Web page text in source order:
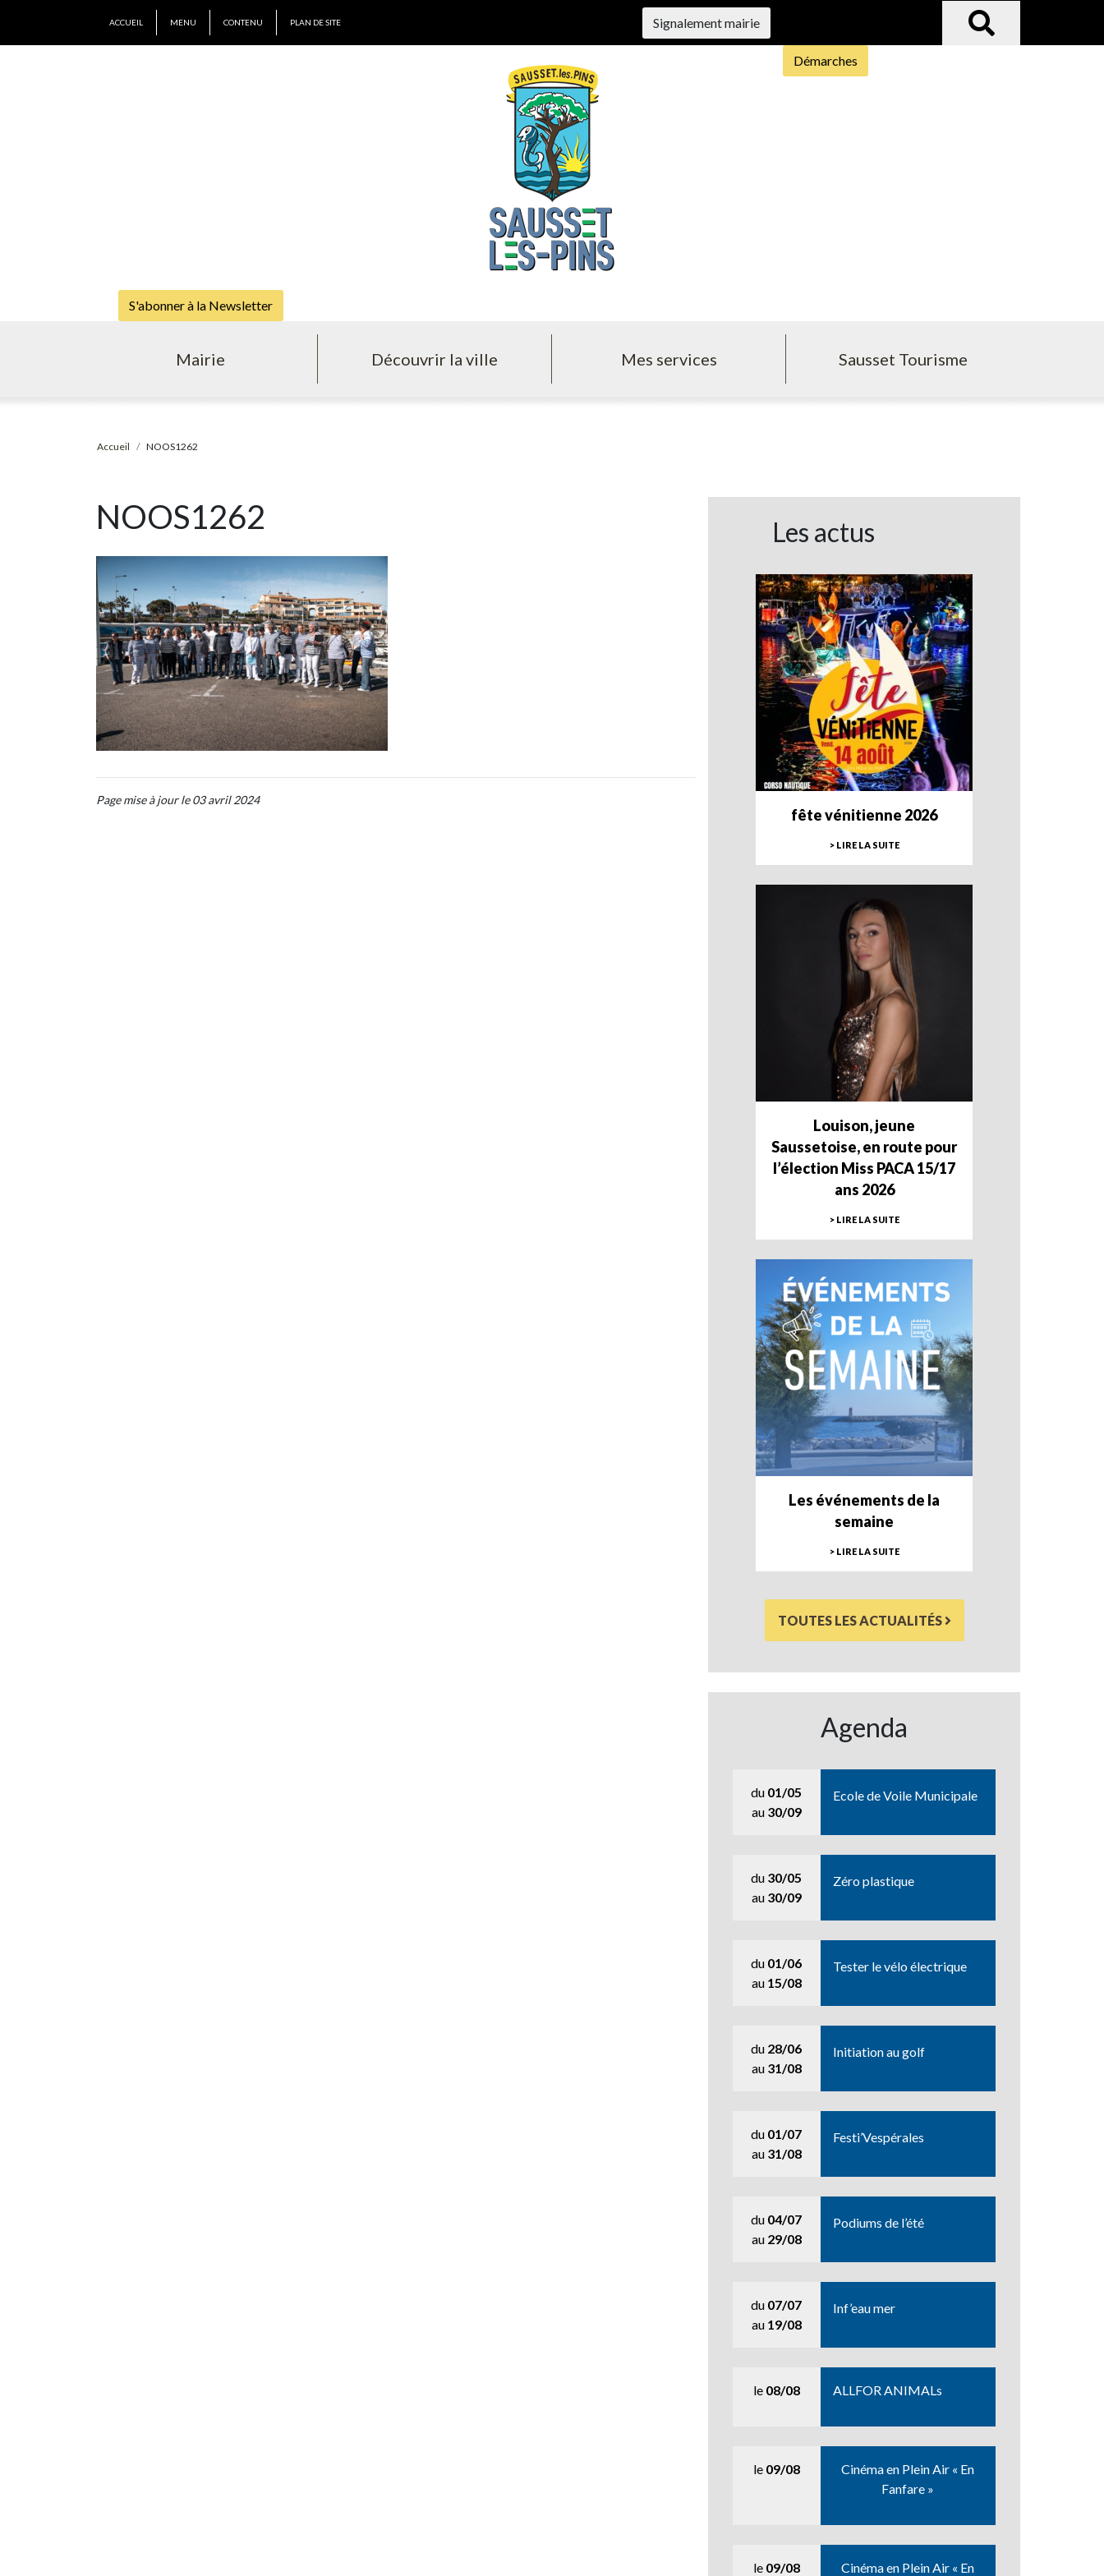
ACCUEIL MENU CONTENU PLAN DE SITE Signalement mairie
Démarches
S'abonner à la Newsletter
Mairie Découvrir la ville Mes services Sausset Tourisme
Accueil NOOS1262
NOOS1262
Page mise à jour le 03 avril 2024
Les actus
fête vénitienne 2026
> LIRE LA SUITE
Louison, jeune
Saussetoise, en route pour
l’élection Miss PACA 15/17
ans 2026
> LIRE LA SUITE
Les événements de la
semaine
> LIRE LA SUITE
TOUTES LES ACTUALITÉS
Agenda
du 01/05
au 30/09
Ecole de Voile Municipale
du 30/05
au 30/09
Zéro plastique
du 01/06
au 15/08
Tester le vélo électrique
du 28/06
au 31/08
Initiation au golf
du 01/07
au 31/08
Festi’Vespérales
du 04/07
au 29/08
Podiums de l’été
du 07/07
au 19/08
Inf’eau mer
le 08/08 ALLFOR ANIMALs
le 09/08
Cinéma en Plein Air « En
Fanfare »
le 09/08 Cinéma en Plein Air « En